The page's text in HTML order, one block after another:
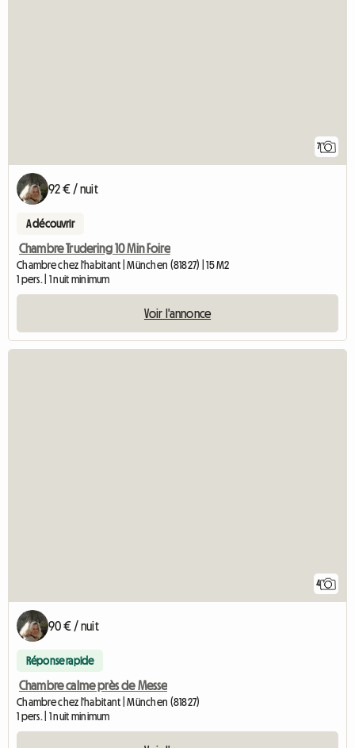
7
92 € / nuit
A découvrir
Chambre Trudering 10 Min Foire
Chambre chez l'habitant | München (81827) | 15 M2
1 pers. | 1 nuit minimum
Voir l'annonce
4
90 € / nuit
Réponse rapide
Chambre calme près de Messe
Chambre chez l'habitant | München (81827)
1 pers. | 1 nuit minimum